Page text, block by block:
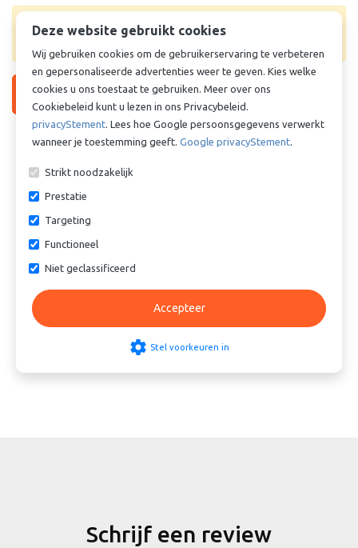
Levertijd & prijs onbekend. Vraag offerte aan voor
Vraag offerte aan
Vergelijkbare producten
Cilinderbus - Lagerbus -
Glijlager - TEF-MET - Staal /
PTFE - 50/55x65 mm
Cilinderbus - Lagerbus -
Glijlager - TEF-MET - Staal /
PTFE - 50/55x45 mm
Schrijf een review
Deze website gebruikt cookies
Wij gebruiken cookies om de gebruikerservaring te verbeteren
en gepersonaliseerde advertenties weer te geven. Kies welke
cookies u ons toestaat te gebruiken. Meer over ons
Cookiebeleid kunt u lezen in ons Privacybeleid.
privacyStement. Lees hoe Google persoonsgegevens verwerkt
wanneer je toestemming geeft. Google privacyStement.
Strikt noodzakelijk
Prestatie
Targeting
Functioneel
Niet geclassificeerd
Accepteer
settings Stel voorkeuren in